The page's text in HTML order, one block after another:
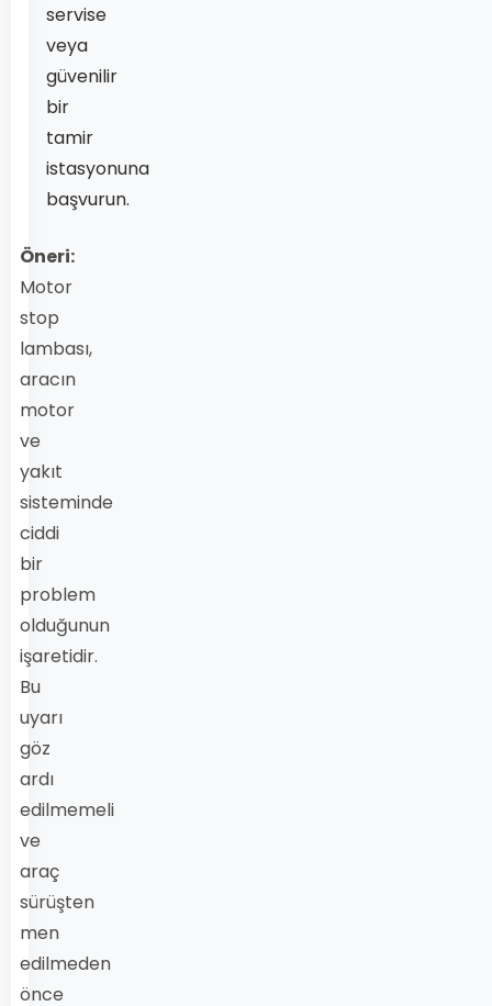
servise
veya
güvenilir
bir
tamir
istasyonuna
başvurun.
Öneri:
Motor
stop
lambası,
aracın
motor
ve
yakıt
sisteminde
ciddi
bir
problem
olduğunun
işaretidir.
Bu
uyarı
göz
ardı
edilmemeli
ve
araç
sürüşten
men
edilmeden
önce